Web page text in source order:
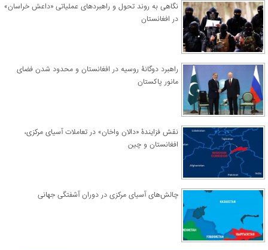
نگاهی به روند تحول و راهبردهای عملیاتی «داعش خراسان»
در افغانستان
راهبرد دوگانۀ روسیه در افغانستان و محدود شدن فضای
مانور پاکستان
نقش فزایندۀ «دالان واخان» در تعاملات آسیای مرکزی،
افغانستان و چین
چالش‌های آسیای مرکزی در دوران آشفتگی جهانی